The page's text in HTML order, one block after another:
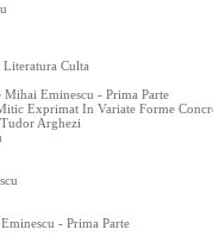
Culta
Eminescu - Prima Parte
Exprimat In Variate Forme
Arghezi
- Prima Parte